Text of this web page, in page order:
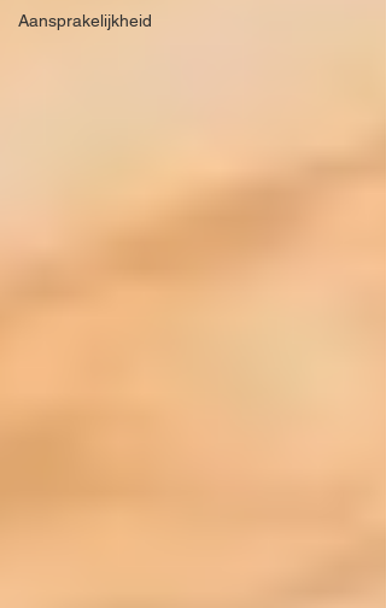
Aansprakelijkheid